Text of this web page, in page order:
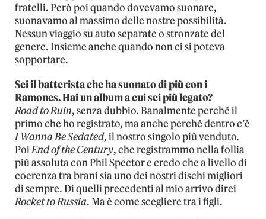
fratelli. Però poi quando dovevamo suonare,
suonavamo al massimo delle nostre possibilità.
Nessun viaggio su auto separate o stronzate del
genere. Insieme anche quando non ci si poteva
sopportare.
Sei il batterista che ha suonato di più con i
Ramones. Hai un album a cui sei più legato?
Road to Ruin, senza dubbio. Banalmente perché il
primo che ho registrato, ma anche perché dentro c’è
I Wanna Be Sedated, il nostro singolo più venduto.
PoiEnd of the Century, che registrammo nella follia
più assoluta con Phil Spector e credo che a livello di
coerenza tra brani sia uno dei nostri dischi migliori
di sempre. Di quelli precedenti al mio arrivo direi
Rocket to Russia. Ma è come scegliere tra i figli.